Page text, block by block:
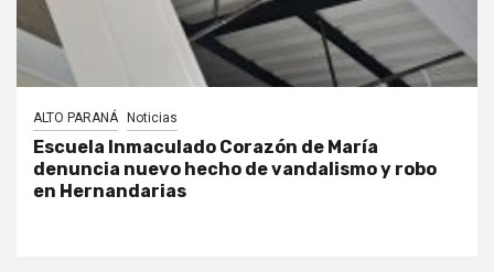
ALTO PARANÁ Noticias
Escuela Inmaculado Corazón de María
denuncia nuevo hecho de vandalismo y robo
en Hernandarias